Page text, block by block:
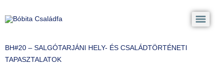
BH#20 – SALGÓTARJÁNI HELY- ÉS CSALÁDTÖRTÉNETI
TAPASZTALATOK